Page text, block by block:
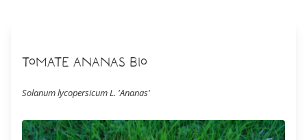
Tomate Ananas Bio
Solanum lycopersicum L. 'Ananas'